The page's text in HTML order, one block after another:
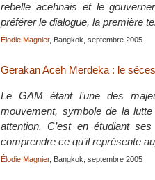
rebelle acehnais et le
préférer le dialogue, la première
Élodie Magnier, Bangkok, septembre 2005
Gerakan Aceh Merdeka : le
Le GAM étant l’une des
mouvement, symbole de la
attention. C’est en étudiant
comprendre ce qu’il représente
Élodie Magnier, Bangkok, septembre 2005